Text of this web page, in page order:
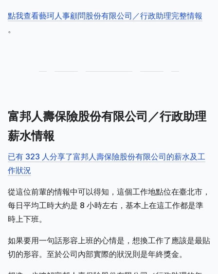
點我查看藝珂人事顧問股份有限公司／行政助理完整情報
。
富邦人壽保險股份有限公司／行政助理
薪水情報
已有 323 人分享了富邦人壽保險股份有限公司的薪水及工
作狀況
從這位前輩的情報中可以得知，這個工作地點位在臺北市，
每日平均工時大約是 8 小時左右，基本上在這工作都是準
時上下班。
如果要用一句話形容上班的心情是，想換工作了應該是最貼
切的形容。至於公司內部實際的狀況則是年終獎金。